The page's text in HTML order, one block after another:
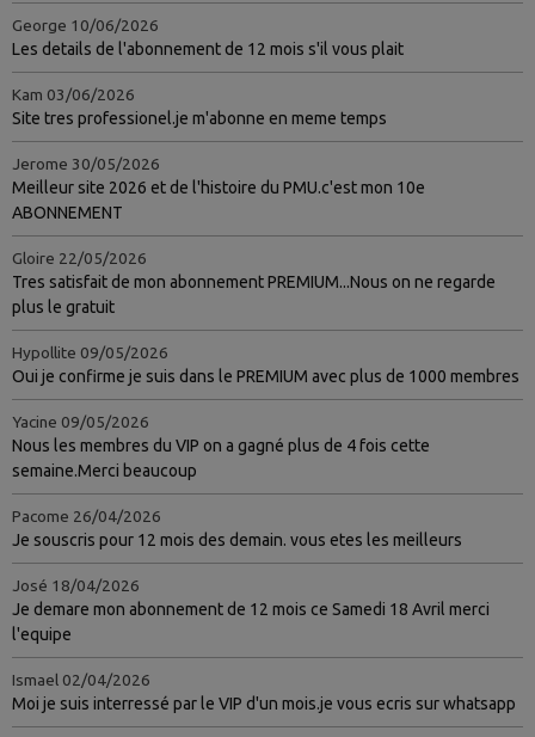
George 10/06/2026
Les details de l'abonnement de 12 mois s'il vous plait
Kam 03/06/2026
Site tres professionel.je m'abonne en meme temps
Jerome 30/05/2026
Meilleur site 2026 et de l'histoire du PMU.c'est mon 10e
ABONNEMENT
Gloire 22/05/2026
Tres satisfait de mon abonnement PREMIUM...Nous on ne regarde
plus le gratuit
Hypollite 09/05/2026
Oui je confirme je suis dans le PREMIUM avec plus de 1000 membres
Yacine 09/05/2026
Nous les membres du VIP on a gagné plus de 4 fois cette
semaine.Merci beaucoup
Pacome 26/04/2026
Je souscris pour 12 mois des demain. vous etes les meilleurs
José 18/04/2026
Je demare mon abonnement de 12 mois ce Samedi 18 Avril merci
l'equipe
Ismael 02/04/2026
Moi je suis interressé par le VIP d'un mois.je vous ecris sur whatsapp